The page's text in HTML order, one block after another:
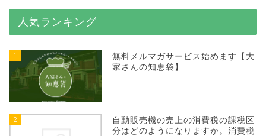
人気ランキング
1
無料メルマガサービス始めます【大
家さんの知恵袋】
2
自動販売機の売上の消費税の課税区
分はどのようになりますか。消費税